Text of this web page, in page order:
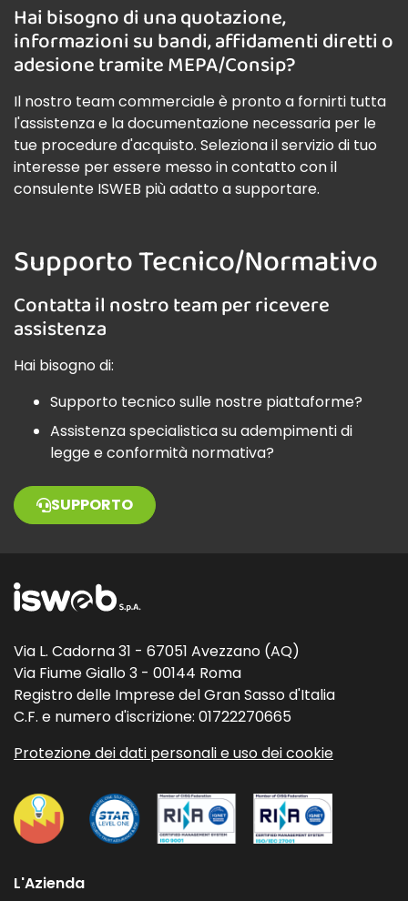
Hai bisogno di una quotazione,
informazioni su bandi, affidamenti diretti o
adesione tramite MEPA/Consip?
Il nostro team commerciale è pronto a fornirti tutta
l'assistenza e la documentazione necessaria per le
tue procedure d'acquisto. Seleziona il servizio di tuo
interesse per essere messo in contatto con il
consulente ISWEB più adatto a supportare.
Supporto Tecnico/Normativo
Contatta il nostro team per ricevere
assistenza
Hai bisogno di:
Supporto tecnico sulle nostre piattaforme?
Assistenza specialistica su adempimenti di
legge e conformità normativa?
SUPPORTO
Via L. Cadorna 31 - 67051 Avezzano (AQ)
Via Fiume Giallo 3 - 00144 Roma
Registro delle Imprese del Gran Sasso d'Italia
C.F. e numero d'iscrizione: 01722270665
Protezione dei dati personali e uso dei cookie
L'Azienda